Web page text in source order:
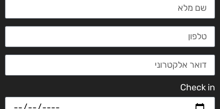
Check in